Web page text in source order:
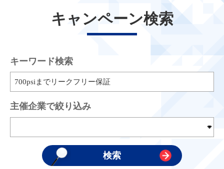
キャンペーン検索
キーワード検索
主催企業で絞り込み